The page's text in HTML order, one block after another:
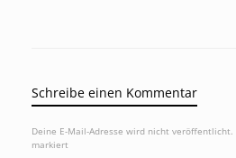
Schreibe einen Kommentar
Deine E-Mail-Adresse wird nicht veröffentlicht.
markiert